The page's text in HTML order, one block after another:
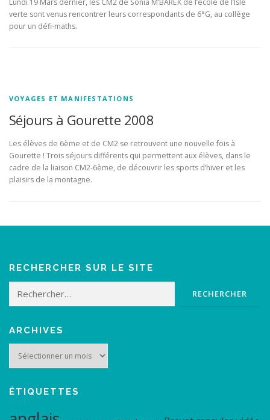
verte sont venus rencontrer leurs correspondants de 6°G, au collège
pour un défi-maths.
VOYAGES ET MANIFESTATIONS
Séjours à Gourette 2008
Les élèves de 6ème et de CM2 se retrouvent une nouvelle fois à
Gourette ! Trois séjours différents qui permettent aux élèves, dans le
cadre de la liaison CM2-6ème, de découvrir les sports d’hiver et les
plaisirs de la montagne.
RECHERCHER SUR LE SITE
Rechercher :
ARCHIVES
Archives
ÉTIQUETTES